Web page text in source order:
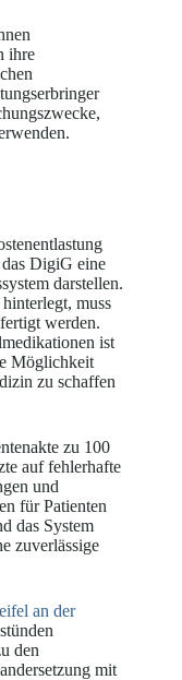
ihre
DigiG eine
darstellen.
muss
werden.
ist
Möglichkeit
zu schaffen
zu 100
auf fehlerhafte
und
für Patienten
das System
zuverlässige
an der
den
mit